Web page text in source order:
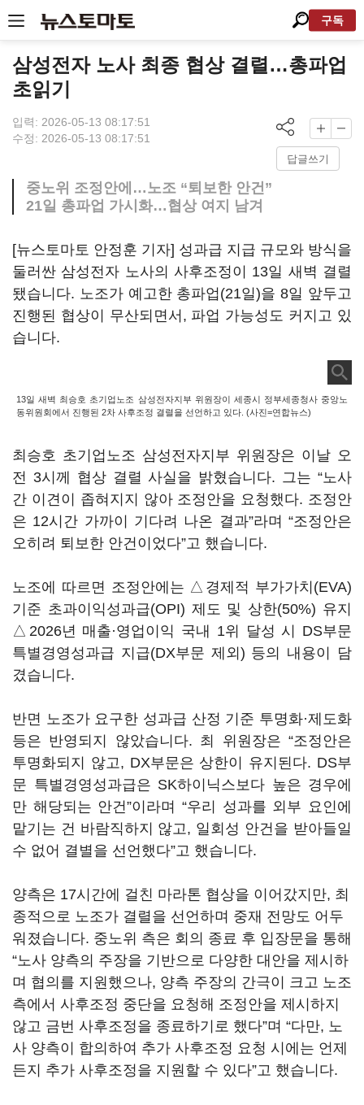
구독
삼성전자 노사 최종 협상 결렬…총파업
초읽기
입력: 2026-05-13 08:17:51
수정: 2026-05-13 08:17:51
답글쓰기
중노위 조정안에…노조 “퇴보한 안건”
21일 총파업 가시화…협상 여지 남겨
[뉴스토마토 안정훈 기자] 성과급 지급 규모와 방식을
둘러싼 삼성전자 노사의 사후조정이 13일 새벽 결렬
됐습니다. 노조가 예고한 총파업(21일)을 8일 앞두고
진행된 협상이 무산되면서, 파업 가능성도 커지고 있
습니다.
13일 새벽 최승호 초기업노조 삼성전자지부 위원장이 세종시 정부세종청사 중앙노
동위원회에서 진행된 2차 사후조정 결렬을 선언하고 있다. (사진=연합뉴스)
최승호 초기업노조 삼성전자지부 위원장은 이날 오
전 3시께 협상 결렬 사실을 밝혔습니다. 그는 “노사
간 이견이 좁혀지지 않아 조정안을 요청했다. 조정안
은 12시간 가까이 기다려 나온 결과”라며 “조정안은
오히려 퇴보한 안건이었다”고 했습니다.
노조에 따르면 조정안에는 △경제적 부가가치(EVA)
기준 초과이익성과급(OPI) 제도 및 상한(50%) 유지
△2026년 매출·영업이익 국내 1위 달성 시 DS부문
특별경영성과급 지급(DX부문 제외) 등의 내용이 담
겼습니다.
반면 노조가 요구한 성과급 산정 기준 투명화·제도화
등은 반영되지 않았습니다. 최 위원장은 “조정안은
투명화되지 않고, DX부문은 상한이 유지된다. DS부
문 특별경영성과급은 SK하이닉스보다 높은 경우에
만 해당되는 안건”이라며 “우리 성과를 외부 요인에
맡기는 건 바람직하지 않고, 일회성 안건을 받아들일
수 없어 결별을 선언했다”고 했습니다.
양측은 17시간에 걸친 마라톤 협상을 이어갔지만, 최
종적으로 노조가 결렬을 선언하며 중재 전망도 어두
워졌습니다. 중노위 측은 회의 종료 후 입장문을 통해
“노사 양측의 주장을 기반으로 다양한 대안을 제시하
며 협의를 지원했으나, 양측 주장의 간극이 크고 노조
측에서 사후조정 중단을 요청해 조정안을 제시하지
않고 금번 사후조정을 종료하기로 했다”며 “다만, 노
사 양측이 합의하여 추가 사후조정 요청 시에는 언제
든지 추가 사후조정을 지원할 수 있다”고 했습니다.